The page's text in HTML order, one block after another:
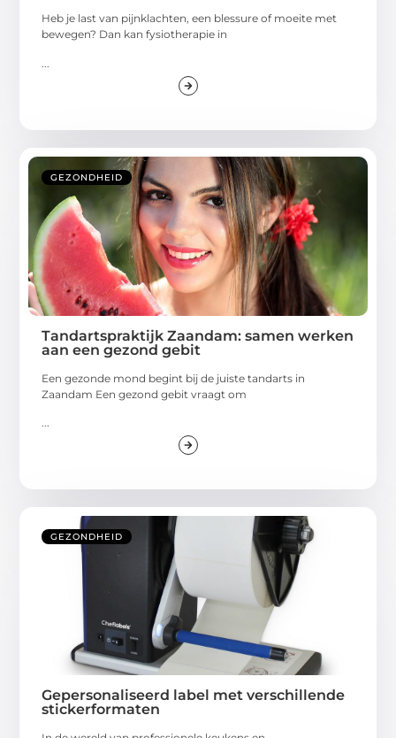
Heb je last van pijnklachten, een blessure of moeite met
bewegen? Dan kan fysiotherapie in
GEZONDHEID
Tandartspraktijk Zaandam: samen werken
aan een gezond gebit
Een gezonde mond begint bij de juiste tandarts in
Zaandam Een gezond gebit vraagt om
GEZONDHEID
Gepersonaliseerd label met verschillende
stickerformaten